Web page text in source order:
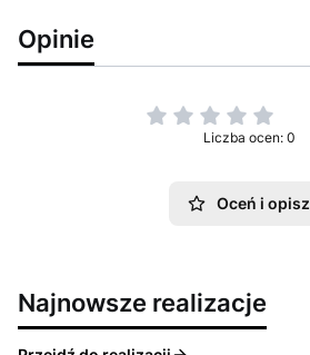
Opinie
Liczba ocen: 0
Oceń i opisz
Najnowsze realizacje